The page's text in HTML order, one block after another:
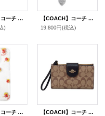
【COACH】コーチ メンズ グラブタンレザー NASA ロゴ スペースモチーフ 二つ折り 手帳型 iPhone スマホ フォンウォレット ブラック（日本未発売）
)
【COACH】コーチ シリコン 3D シグネチャー アップルウォッチ applewatch 替えベルト ストラップ ウォッチ 腕時計 グレー〔日本未発売〕
19,800円(税込)
【COACH】コーチ プラスチック 花柄 フラワー プリント ロゴ iPhone 13PRO 専用 スマホケース スマホカバー クリア×レッド【訳あり】〔日本未発売〕
【COACH】コーチ コーティングキャンバス スムースレザー シグネチャー カラーブロック フォン iPhone スマホ テック ウォレット リストレット 財布 カーキ×ブラック〔日本未発売〕